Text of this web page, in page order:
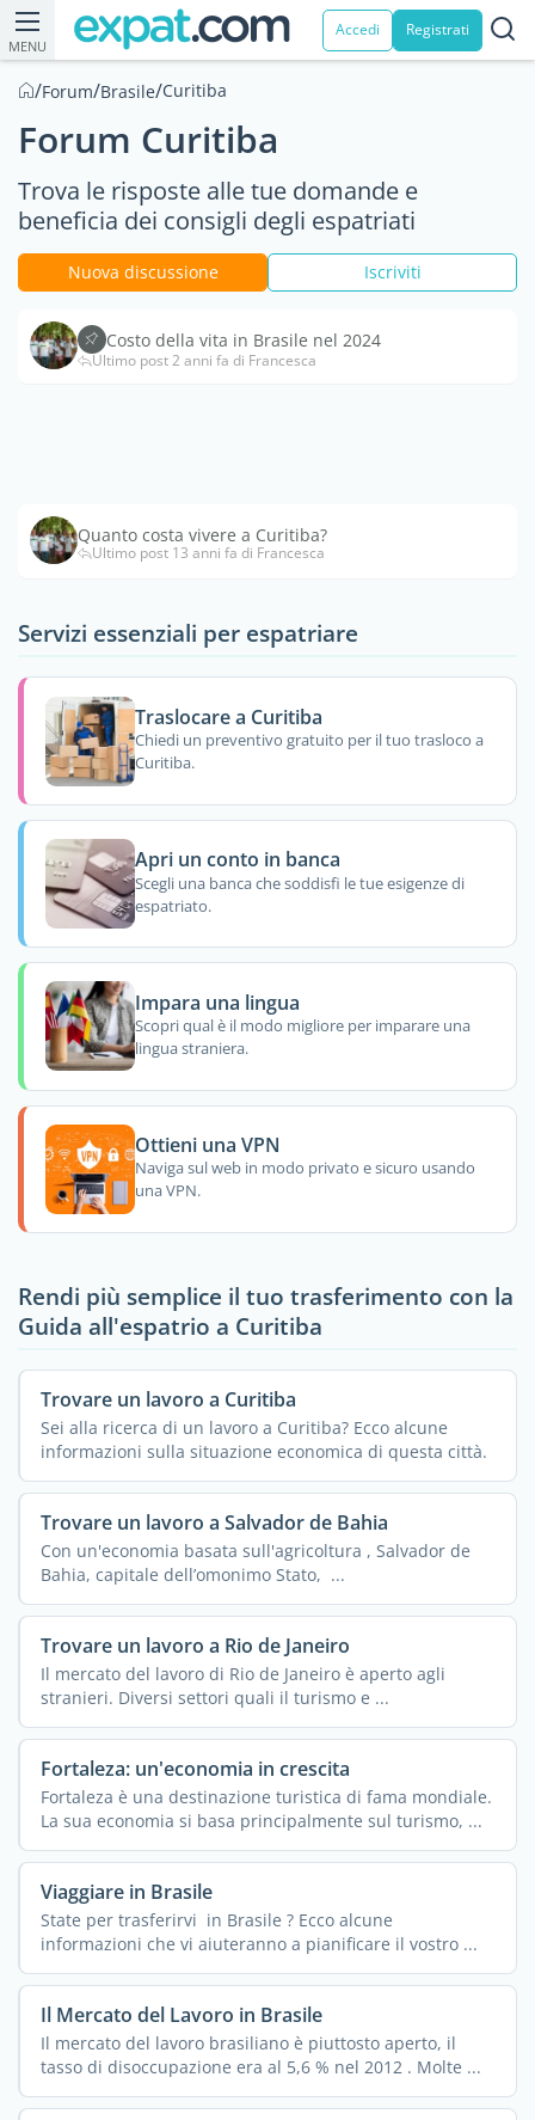
MENU
Accedi Registrati
/Forum/Brasile/Curitiba
Forum Curitiba
Trova le risposte alle tue domande e
beneficia dei consigli degli espatriati
Nuova discussione Iscriviti
Costo della vita in Brasile nel 2024
Ultimo post 2 anni fa di Francesca
Quanto costa vivere a Curitiba?
Ultimo post 13 anni fa di Francesca
Servizi essenziali per espatriare
Traslocare a Curitiba
Chiedi un preventivo gratuito per il tuo trasloco a
Curitiba.
Apri un conto in banca
Scegli una banca che soddisfi le tue esigenze di
espatriato.
Impara una lingua
Scopri qual è il modo migliore per imparare una
lingua straniera.
Ottieni una VPN
Naviga sul web in modo privato e sicuro usando
una VPN.
Rendi più semplice il tuo trasferimento con la
Guida all'espatrio a Curitiba
Trovare un lavoro a Curitiba
Sei alla ricerca di un lavoro a Curitiba? Ecco alcune
informazioni sulla situazione economica di questa città.
Trovare un lavoro a Salvador de Bahia
Con un'economia basata sull'agricoltura , Salvador de
Bahia, capitale dell’omonimo Stato, ...
Trovare un lavoro a Rio de Janeiro
Il mercato del lavoro di Rio de Janeiro è aperto agli
stranieri. Diversi settori quali il turismo e ...
Fortaleza: un'economia in crescita
Fortaleza è una destinazione turistica di fama mondiale.
La sua economia si basa principalmente sul turismo, ...
Viaggiare in Brasile
State per trasferirvi in Brasile ? Ecco alcune
informazioni che vi aiuteranno a pianificare il vostro ...
Il Mercato del Lavoro in Brasile
Il mercato del lavoro brasiliano è piuttosto aperto, il
tasso di disoccupazione era al 5,6 % nel 2012 . Molte ...